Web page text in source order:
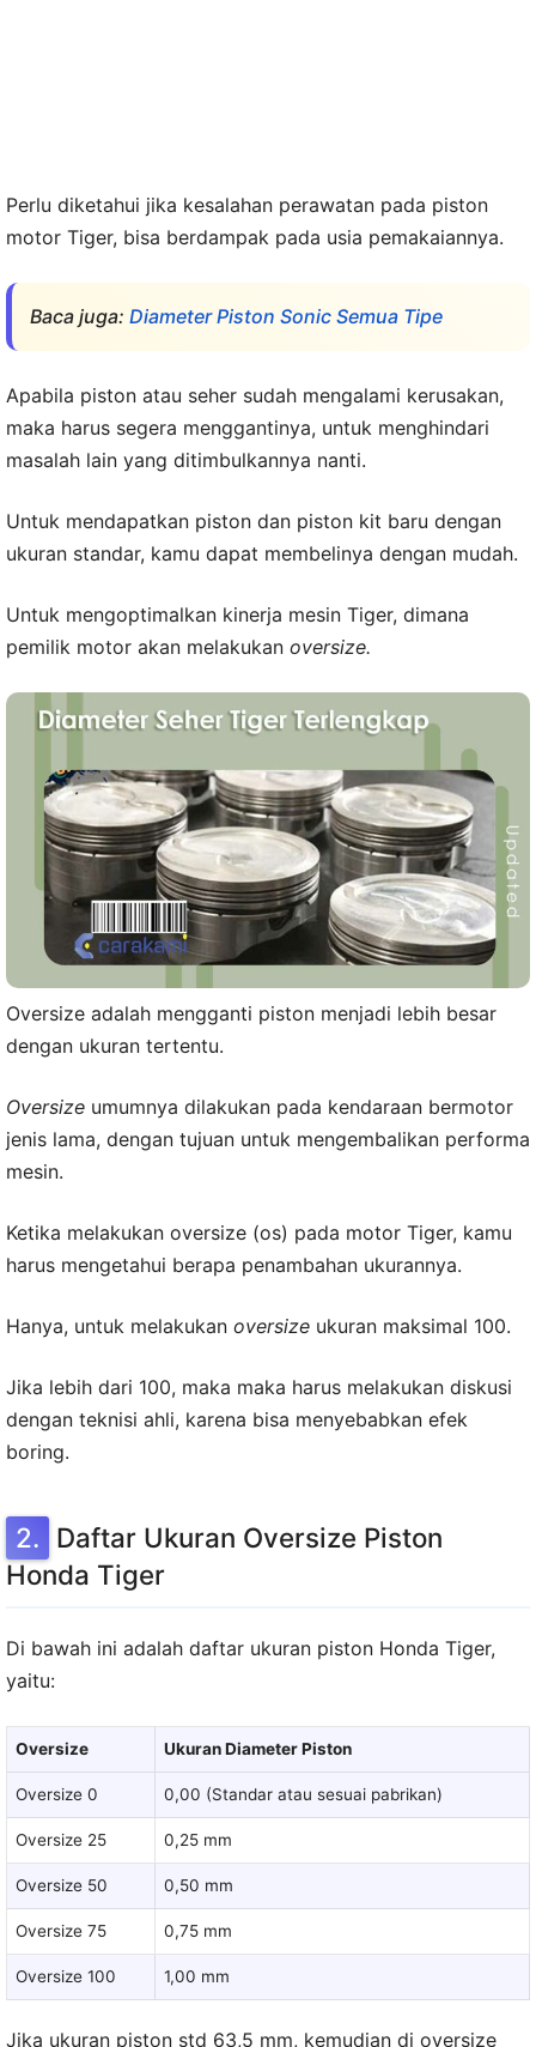
Perlu diketahui jika kesalahan perawatan pada piston
motor Tiger, bisa berdampak pada usia pemakaiannya.
Baca juga: Diameter Piston Sonic Semua Tipe
Apabila piston atau seher sudah mengalami kerusakan,
maka harus segera menggantinya, untuk menghindari
masalah lain yang ditimbulkannya nanti.
Untuk mendapatkan piston dan piston kit baru dengan
ukuran standar, kamu dapat membelinya dengan mudah.
Untuk mengoptimalkan kinerja mesin Tiger, dimana
pemilik motor akan melakukan oversize.
Oversize adalah mengganti piston menjadi lebih besar
dengan ukuran tertentu.
Oversize umumnya dilakukan pada kendaraan bermotor
jenis lama, dengan tujuan untuk mengembalikan performa
mesin.
Ketika melakukan oversize (os) pada motor Tiger, kamu
harus mengetahui berapa penambahan ukurannya.
Hanya, untuk melakukan oversize ukuran maksimal 100.
Jika lebih dari 100, maka maka harus melakukan diskusi
dengan teknisi ahli, karena bisa menyebabkan efek
boring.
Daftar Ukuran Oversize Piston
Honda Tiger
Di bawah ini adalah daftar ukuran piston Honda Tiger,
yaitu:
Oversize Ukuran Diameter Piston
Oversize 0 0,00 (Standar atau sesuai pabrikan)
Oversize 25 0,25 mm
Oversize 50 0,50 mm
Oversize 75 0,75 mm
Oversize 100 1,00 mm
Jika ukuran piston std 63,5 mm, kemudian di oversize